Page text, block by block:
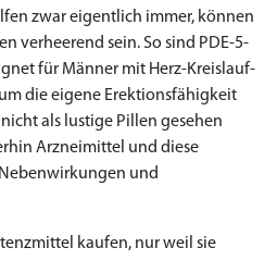
zwar eigentlich immer, können
verheerend sein. So sind PDE-5-
für Männer mit Herz-Kreislauf-
die eigene Erektionsfähigkeit
als lustige Pillen gesehen
Arzneimittel und diese
und
kaufen, nur weil sie